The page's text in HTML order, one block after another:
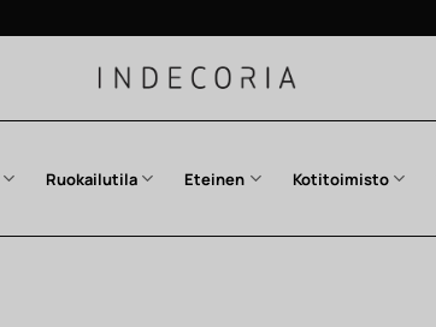
Ruokailutila Eteinen Kotitoimisto